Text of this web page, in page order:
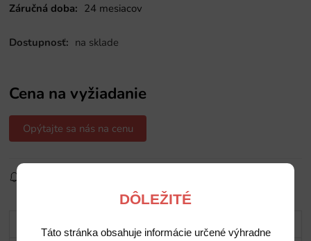
DÔLEŽITÉ
Táto stránka obsahuje informácie určené výhradne
Záručná doba: 24 mesiacov
Dostupnosť: na sklade
Cena na vyžiadanie
Opýtajte sa nás na cenu